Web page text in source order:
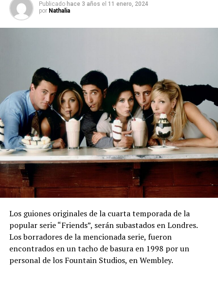
Publicado hace 3 años el 11 enero, 2024
por Nathalia
Los guiones originales de la cuarta temporada de la
popular serie “Friends”, serán subastados en Londres.
Los borradores de la mencionada serie, fueron
encontrados en un tacho de basura en 1998 por un
personal de los Fountain Studios, en Wembley.